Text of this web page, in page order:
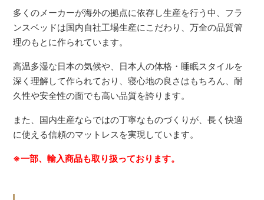
多くのメーカーが海外の拠点に依存し生産を行う中、フラ
ンスベッドは国内自社工場生産にこだわり、万全の品質管
理のもとに作られています。
高温多湿な日本の気候や、日本人の体格・睡眠スタイルを
深く理解して作られており、寝心地の良さはもちろん、耐
久性や安全性の面でも高い品質を誇ります。
また、国内生産ならではの丁寧なものづくりが、長く快適
に使える信頼のマットレスを実現しています。
※一部、輸入商品も取り扱っております。